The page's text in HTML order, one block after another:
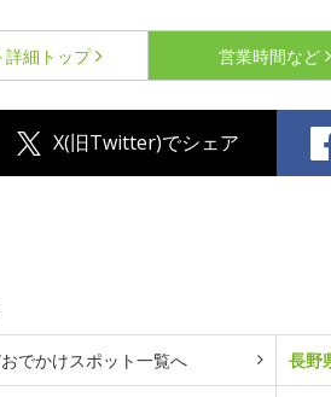
詳細 トップ 営業時間など
X(旧Twitter)でシェア
でかけスポット一覧へ 長野